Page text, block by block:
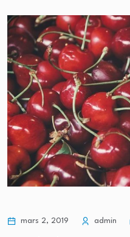
mars 2, 2019 admin